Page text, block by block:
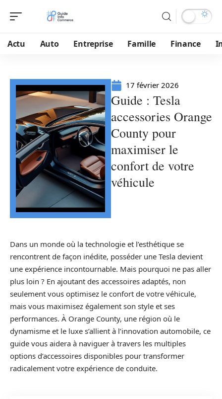
Actu Auto Entreprise Famille Finance
17 février 2026
Guide : Tesla
accessories Orange
County pour
maximiser le
confort de votre
véhicule
Dans un monde où la technologie et l’esthétique se
rencontrent de façon inédite, posséder une Tesla devient
une expérience incontournable. Mais pourquoi ne pas aller
plus loin ? En ajoutant des accessoires adaptés, non
seulement vous optimisez le confort de votre véhicule,
mais vous maximisez également son style et ses
performances. À Orange County, une région où le
dynamisme et le luxe s’allient à l’innovation automobile, ce
guide vous aidera à naviguer à travers les multiples
options d’accessoires disponibles pour transformer
radicalement votre expérience de conduite.